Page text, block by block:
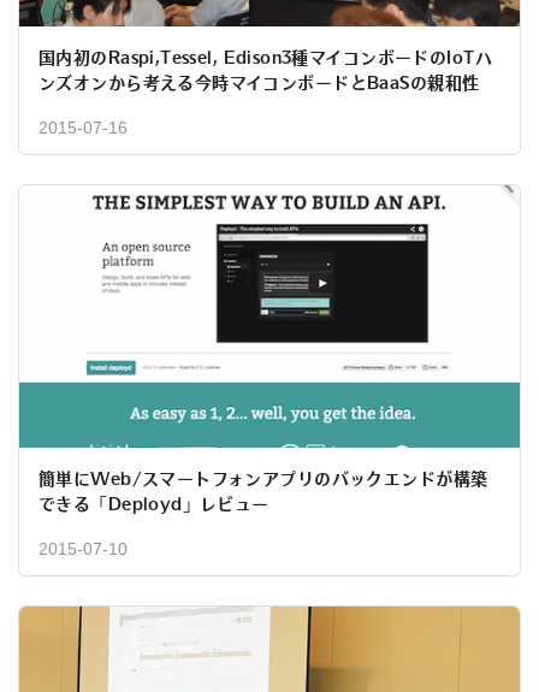
国内初のRaspi,Tessel, Edison3種マイコンボードのIoTハ
ンズオンから考える今時マイコンボードとBaaSの親和性
2015-07-16
簡単にWeb/スマートフォンアプリのバックエンドが構築
できる「Deployd」レビュー
2015-07-10